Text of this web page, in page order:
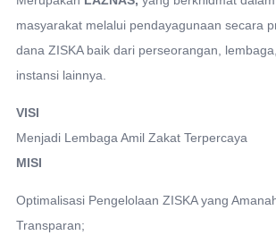
masyarakat melalui pendayagunaan secara
dana ZISKA baik dari perseorangan,
instansi lainnya.
VISI
Menjadi Lembaga Amil Zakat Terpercaya
MISI
Optimalisasi Pengelolaan ZISKA yang
Transparan;